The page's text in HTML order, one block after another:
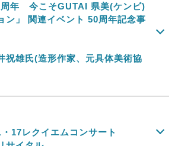
年 今こそGUTAI 県美(ケンビ)
ン」 関連イベント 50周年記念事
祝雄氏(造形作家、元具体美術協
17レクイエムコンサート